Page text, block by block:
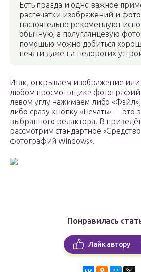
Есть правда и одно важное
распечатки изображений и
настоятельно рекомендуют
обычную, а полуглянцевую
помощью можно добиться
печати даже на недорогих
Итак, открываем изображение
любом просмотрщике
левом углу нажимаем либо «Файл»,
либо сразу кнопку «Печать» — это
выбранного редактора. В
рассмотрим стандартное
фотографий Windows».
Понравилась
Лайк автору